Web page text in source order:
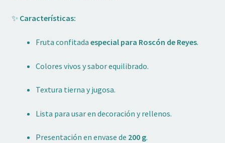
✨ Características:
Fruta confitada especial para Roscón de Reyes.
Colores vivos y sabor equilibrado.
Textura tierna y jugosa.
Lista para usar en decoración y rellenos.
Presentación en envase de 200 g.